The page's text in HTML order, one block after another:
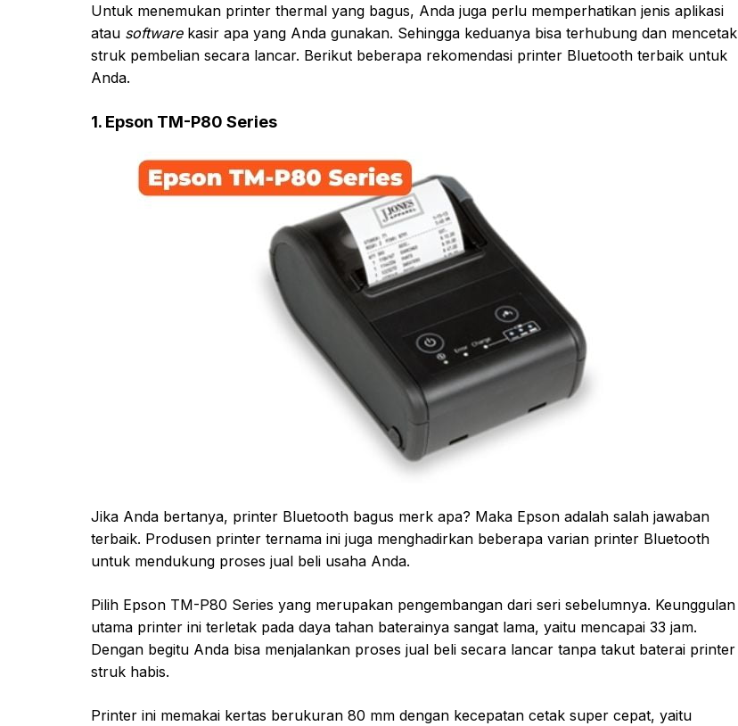
Untuk menemukan printer thermal yang bagus, Anda juga perlu memperhatikan jenis aplikasi
atau softwarekasir apa yang Anda gunakan. Sehingga keduanya bisa terhubung dan mencetak
struk pembelian secara lancar. Berikut beberapa rekomendasi printer Bluetooth terbaik untuk
Anda.
1. Epson TM-P80 Series
Jika Anda bertanya, printer Bluetooth bagus merk apa? Maka Epson adalah salah jawaban
terbaik. Produsen printer ternama ini juga menghadirkan beberapa varian printer Bluetooth
untuk mendukung proses jual beli usaha Anda.
Pilih Epson TM-P80 Series yang merupakan pengembangan dari seri sebelumnya. Keunggulan
utama printer ini terletak pada daya tahan baterainya sangat lama, yaitu mencapai 33 jam.
Dengan begitu Anda bisa menjalankan proses jual beli secara lancar tanpa takut baterai printer
struk habis.
Printer ini memakai kertas berukuran 80 mm dengan kecepatan cetak super cepat, yaitu